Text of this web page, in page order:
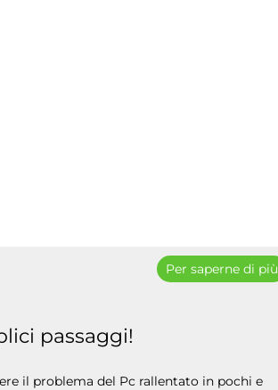
passaggi!
il problema del Pc rallentato in pochi e
Per saperne di più